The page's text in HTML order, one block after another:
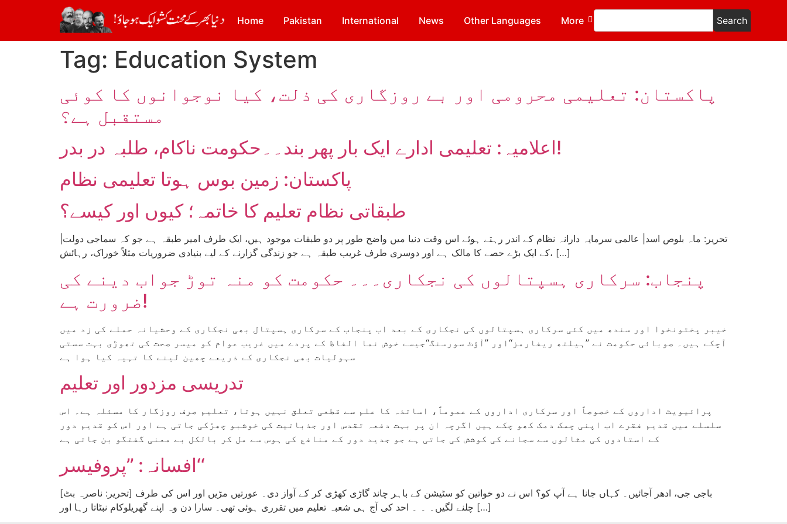
Home Pakistan International News Other Languages More Search
Tag: Education System
پاکستان: تعلیمی محرومی اور بے روزگاری کی ذلت، کیا نوجوانوں کا کوئی
مستقبل ہے؟
اعلامیہ: تعلیمی ادارے ایک بار پھر بند۔۔حکومت ناکام، طلبہ در بدر!
پاکستان: زمین بوس ہوتا تعلیمی نظام
طبقاتی نظام تعلیم کا خاتمہ؛ کیوں اور کیسے؟
کے ایک بڑے حصے کا مالک ہے اور دوسری طرف غریب طبقہ ہے جو زندگی گزارنے کے لیے بنیادی ضروریات مثلاً خوراک، رہائش، […]
پنجاب: سرکاری ہسپتالوں کی نجکاری۔۔۔ حکومت کو منہ توڑ جواب دینے کی
ضرورت ہے!
خیبر پختونخوا اور سندھ میں کئی سرکاری ہسپتالوں کی نجکاری کے بعد اب پنجاب کے سرکاری ہسپتال بھی نجکاری کے وحشیانہ حملے کی زد میں
آچکے ہیں۔ صوبائی حکومت نے ’’ہیلتھ ریفارمز‘‘اور ’’آؤٹ سورسنگ‘‘جیسے خوش نما الفاظ کے پردے میں غریب عوام کو میسر صحت کی تھوڑی بہت سستی
سہولیات بھی نجکاری کے ذریعے چھین لینے کا تہیہ کیا ہوا ہے
تدریسی مزدور اور تعلیم
پرائیویٹ اداروں کے خصوصاً اور سرکاری اداروں کے عموماً، اساتذہ کا علم سے قطعی تعلق نہیں ہوتا، تعلیم صرف روزگار کا مسئلہ ہے۔ اس
سلسلے میں قدیم فقرے اب اپنی چمک دمک کھو چکے ہیں اگرچہ ان پر بہت دفعہ تقدس اور جذباتیت کی خوشبو چھڑکی جاتی ہے اور اس کو قدیم دور
کے استادوں کی مثالوں سے سجانے کی کوشش کی جاتی ہے جو جدید دور کے منافع کی ہوس سے مل کر بالکل بے معنی گفتگو بن جاتی ہے
افسانہ: ’’پروفیسر‘‘
[تحریر: ناصرہ بٹ] باجی جی، ادھر آجائیں۔ کہاں جانا ہے آپ کو؟ اس نے دو خواتین کو سٹیشن کے باہر چاند گاڑی کھڑی کر کے آواز دی۔ عورتیں مڑیں اور اس کی طرف
چلنے لگیں۔ ۔ ۔ احد کی آج ہی شعبہ تعلیم میں تقرری ہوئی تھی۔ سارا دن وہ اپنے گھریلوکام نبٹاتا رہا اور […]